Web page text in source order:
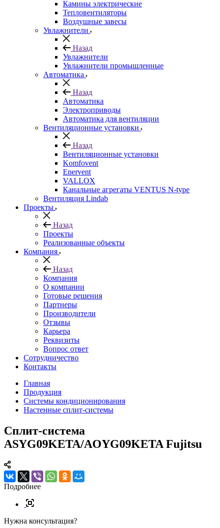
Камины электрические
Тепловентиляторы
Воздушные завесы
Увлажнители
Назад
Увлажнители
Увлажнители промышленные
Автоматика
Назад
Автоматика
Электроприводы
Автоматика для вентиляции
Вентиляционные установки
Назад
Вентиляционные установки
Komfovent
Enervent
VALLOX
Канальные агрегаты VENTUS N-type
Вентиляция Lindab
Проекты
Назад
Проекты
Реализованные объекты
Компания
Назад
Компания
О компании
Готовые решения
Партнеры
Производители
Отзывы
Карьера
Реквизиты
Вопрос ответ
Сотрудничество
Контакты
Главная
Продукция
Системы кондиционирования
Настенные сплит-системы
Сплит-система
ASYG09KETA/AOYG09KETA Fujitsu
Подробнее
Нужна консультация?